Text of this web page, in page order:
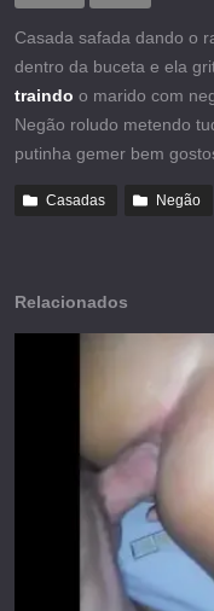
Casada safada dando o
dentro da buceta e ela
traindo o marido com
Negão roludo metendo
putinha gemer bem
Casadas Negão
Relacionados